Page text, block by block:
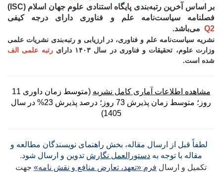
بر اساس آخرین رتبه‌بندی پایگاه استنادی علوم جهان اسلام (ISC)
فصلنامه سیاست‌نامه علم و فناوری دارای درجه کیفی
Q2 می‌باشد.
نشریه سیاست‌نامه علم و فناوری، در ارزیابی و رتبه‌بندی نشریات علمی
وزارت علوم، تحقیقات و فناوری در سال ۱۴۰۳ دارای
رتبه علمی الف
شده است.
مشاهده اطلاعات آماری کامل نشریه
(متوسط زمان داوری 11
روز؛ متوسط زمان پذیرش 73 روز؛ درصد پذیرش 23% در سال
1405)
لطفاً قبل از ارسال مقاله، بخش راهنمای نویسندگان مطالعه و
مقاله با توجه به دستورالعمل نگارش تدوین و ارسال شود.
تکمیل و ارسال فرم «تعهد، تعارض منافع و نقش نامه» جهت